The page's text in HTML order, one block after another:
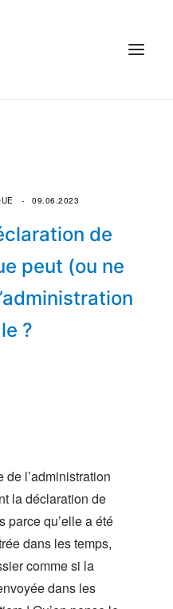
de
peut (ou ne
?
09.06.2023
l’administration
la déclaration de
parce qu’elle a été
dans les temps,
comme si la
dans les